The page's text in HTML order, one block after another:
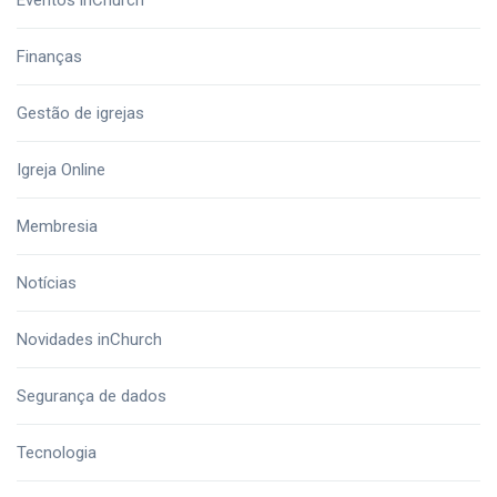
Finanças
Gestão de igrejas
Igreja Online
Membresia
Notícias
Novidades inChurch
Segurança de dados
Tecnologia